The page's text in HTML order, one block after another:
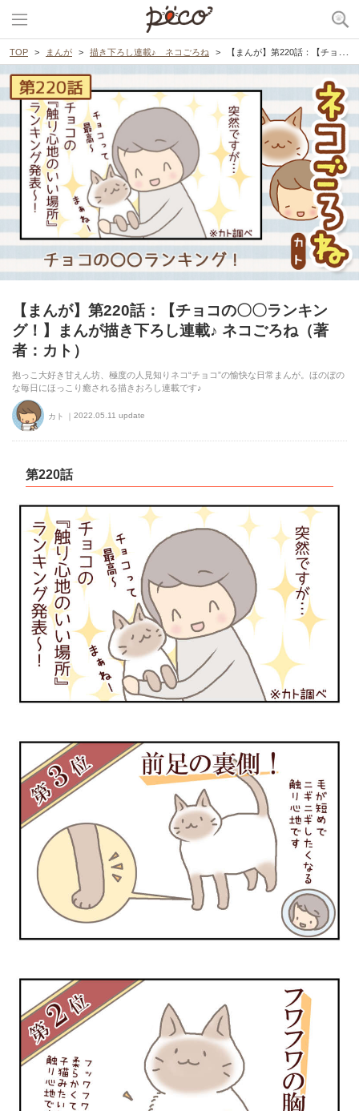
TOP まんが 描き下ろし連載♪ ネコごろね 【まんが】第220話：【チョコの〇〇ランキング！】まんが描き下ろし連載♪ ネコごろね（著者：カト）
【まんが】第220話：【チョコの〇〇ランキン
グ！】まんが描き下ろし連載♪ ネコごろね（著
者：カト）
抱っこ大好き甘えん坊、極度の人見知りネコ“チョコ”の愉快な日常まんが。ほのぼの
な毎日にほっこり癒される描きおろし連載です♪
カト 2022.05.11 update
第220話